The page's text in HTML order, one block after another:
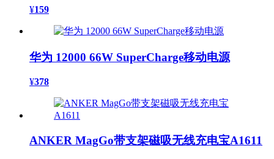
¥159
华为 12000 66W SuperCharge移动电源
¥378
ANKER MagGo带支架磁吸无线充电宝A1611